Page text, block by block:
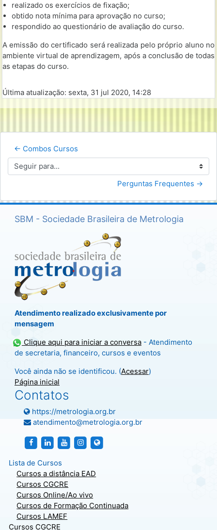
realizado os exercícios de fixação;
obtido nota mínima para aprovação no curso;
respondido ao questionário de avaliação do curso.
A emissão do certificado será realizada pelo próprio aluno no
ambiente virtual de aprendizagem, após a conclusão de todas
as etapas do curso.
Última atualização: sexta, 31 jul 2020, 14:28
← Combos Cursos
Seguir para...
Perguntas Frequentes →
SBM - Sociedade Brasileira de Metrologia
Atendimento realizado exclusivamente por
mensagem
Clique aqui para iniciar a conversa - Atendimento
de secretaria, financeiro, cursos e eventos
Você ainda não se identificou. (Acessar)
Página inicial
Contatos
https://metrologia.org.br
atendimento@metrologia.org.br
http://facebook.com/metrologiasbm
https://br.linkedin.com/company/sociedade-
http://facebook.com/metrologiasbm
http://instagram.com/metrologiasbm
Lista de Cursos
Cursos a distância EAD
Cursos CGCRE
Cursos Online/Ao vivo
Cursos de Formação Continuada
Cursos LAMEF
Cursos CGCRE